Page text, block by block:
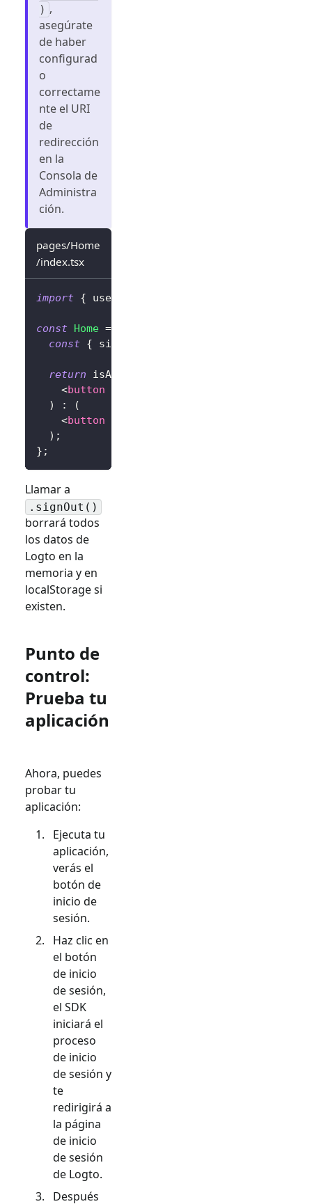
) ,
asegúrate
de haber
configurad
o
correctame
nte el URI
de
redirección
en la
Consola de
Administra
ción.
pages/Home
/index.tsx
import { useLogto
const Home =
const { signIn
return isAuthenticated
<button
)
:
(
<button
) ;
} ;
Llamar a
.signOut()
borrará todos
los datos de
Logto en la
memoria y en
localStorage si
existen.
Punto de
control:
Prueba tu
aplicación
Ahora, puedes
probar tu
aplicación:
Ejecuta tu
aplicación,
verás el
botón de
inicio de
sesión.
Haz clic en
el botón
de inicio
de sesión,
el SDK
iniciará el
proceso
de inicio
de sesión y
te
redirigirá a
la página
de inicio
de sesión
de Logto.
Después